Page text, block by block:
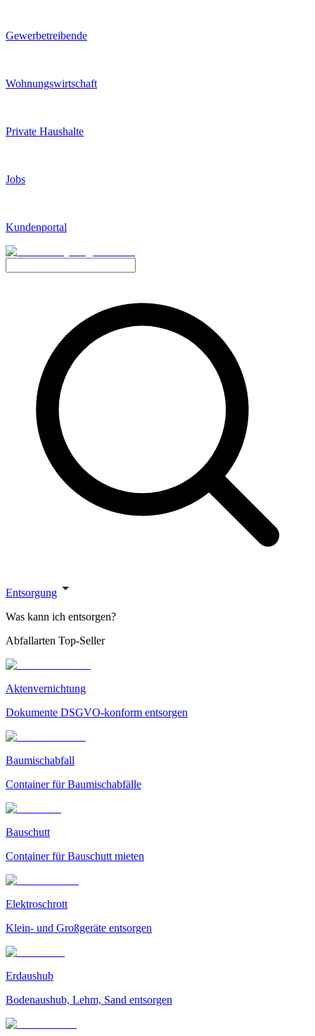
Gewerbetreibende
Wohnungswirtschaft
Private Haushalte
Jobs
Kundenportal
Entsorgung
Was kann ich entsorgen?
Abfallarten Top-Seller
Aktenvernichtung
Dokumente DSGVO-konform entsorgen
Baumischabfall
Container für Baumischabfälle
Bauschutt
Container für Bauschutt mieten
Elektroschrott
Klein- und Großgeräte entsorgen
Erdaushub
Bodenaushub, Lehm, Sand entsorgen